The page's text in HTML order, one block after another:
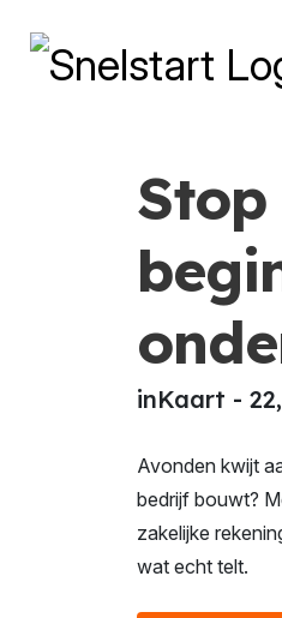
inKaart -
Avonden kwijt
bedrijf bouwt?
zakelijke
wat echt telt.